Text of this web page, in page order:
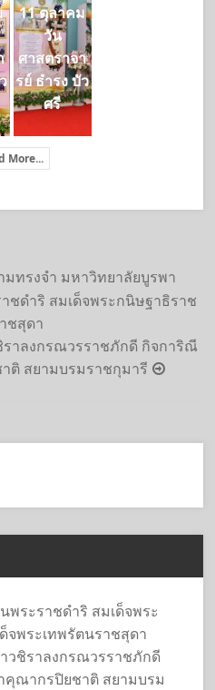
11 ตุลาคม
วัน
ศาสตราจา
รย์ ธำรง บัว
ศรี
More...
ทรงจำ มหาวิทยาลัยบูรพา
ชดำริ สมเด็จพระกนิษฐาธิราช
ชสุดา
าลงกรณวรราชภักดี กิจการิณี
สยามบรมราชกุมารี
พระราชดำริ สมเด็จพระ
จพระเทพรัตนราชสุดา
วชิราลงกรณวรราชภักดี
ณากรปิยชาติ สยามบรม